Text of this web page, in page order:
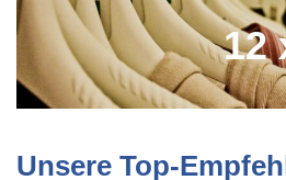
12
Unsere Top-